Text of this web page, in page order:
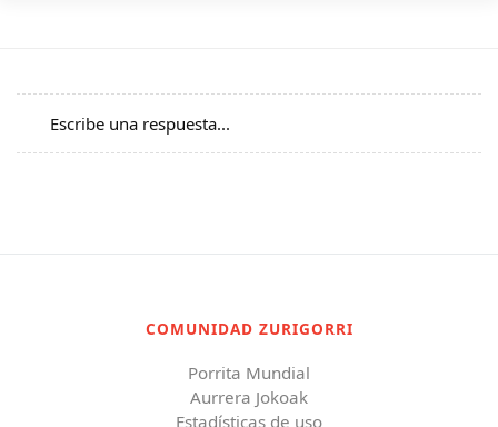
Escribe una respuesta...
COMUNIDAD ZURIGORRI
Porrita Mundial
Aurrera Jokoak
Estadísticas de uso